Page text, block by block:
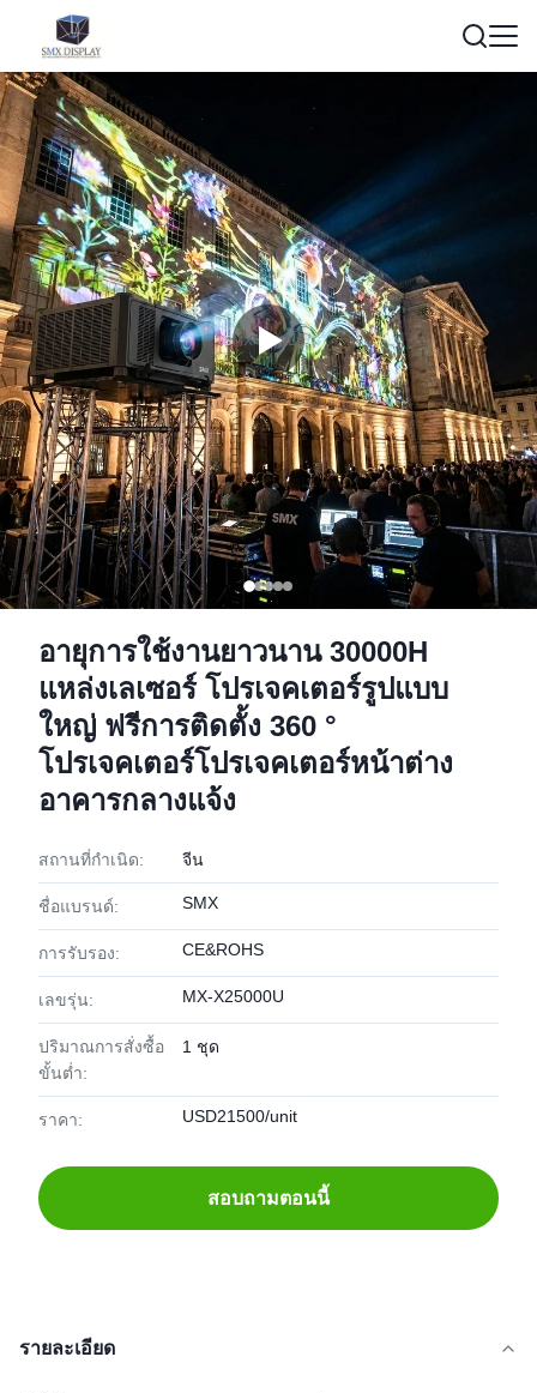
อายุการใช้งานยาวนาน 30000H
แหล่งเลเซอร์ โปรเจคเตอร์รูปแบบ
ใหญ่ ฟรีการติดตั้ง 360 °
โปรเจคเตอร์โปรเจคเตอร์หน้าต่าง
อาคารกลางแจ้ง
สถานที่กำเนิด: จีน
ชื่อแบรนด์: SMX
การรับรอง: CE&ROHS
เลขรุ่น: MX-X25000U
ปริมาณการสั่งซื้อ
ขั้นต่ำ:
1 ชุด
ราคา: USD21500/unit
สอบถามตอนนี้
รายละเอียด